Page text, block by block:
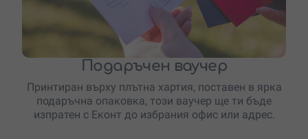
Подаръчен ваучер
Принтиран върху плътна хартия, поставен в ярка
подаръчна опаковка, този ваучер ще ти бъде
изпратен с Еконт до избрания офис или адрес.